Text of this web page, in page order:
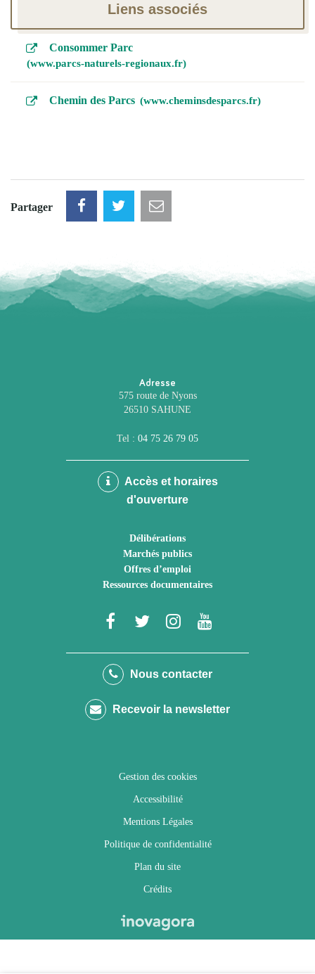
Liens associés
Consommer Parc
www.parcs-naturels-regionaux.fr
Chemin des Parcs www.cheminsdesparcs.fr
Partager
Adresse
575 route de Nyons
26510 SAHUNE
Tel : 04 75 26 79 05
Accès et horaires
d'ouverture
Délibérations
Marchés publics
Offres d’emploi
Ressources documentaires
Lien
le
Facebook
Lien
le
Twitter
Lien
le
Instagram
Youtube
Nous contacter
Recevoir la newsletter
Gestion des cookies
Accessibilité
Mentions Légales
Politique de confidentialité
Plan du site
Crédits